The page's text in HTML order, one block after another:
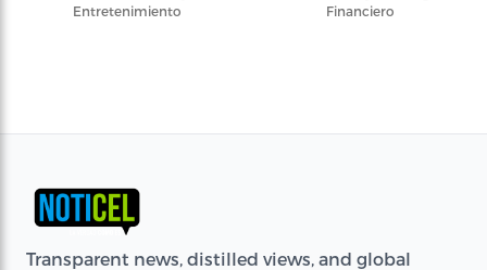
Entretenimiento
Financiero
Transparent news, distilled views, and global